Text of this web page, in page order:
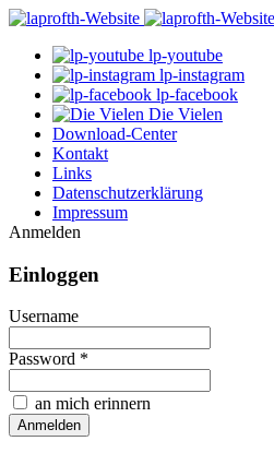
lp-youtube
lp-instagram
lp-facebook
Die Vielen
Download-Center
Kontakt
Links
Datenschutzerklärung
Impressum
Anmelden
Einloggen
Username
Password *
an mich erinnern